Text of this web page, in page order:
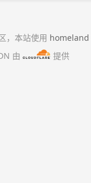
，本站使用 homeland
由 提供